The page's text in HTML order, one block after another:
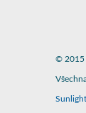
© 2015